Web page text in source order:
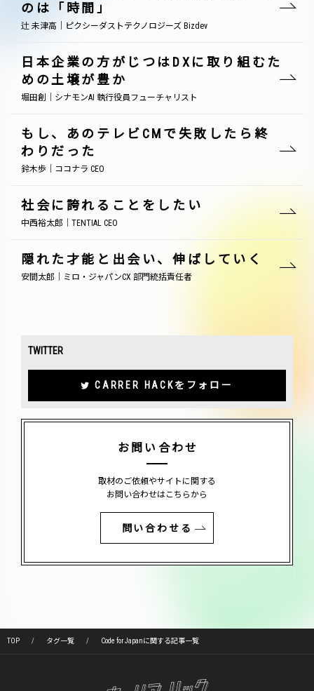
のは「時間」
辻 未津高｜ピクシーダストテクノロジーズ Bizdev
日本企業の方がじつはDXに取り組むた
めの土壌が豊か
堀田創｜シナモンAI 執行役員フューチャリスト
もし、あのテレビCMで失敗したら終
わりだった
鈴木歩｜ココナラ CEO
社会に誇れることをしたい
中西裕太郎｜TENTIAL CEO
隠れた才能と出会い、伸ばしていく
安間太郎｜ミロ・ジャパンCX 部門統括責任者
TWITTER
CARRER HACKをフォロー
お問い合わせ
取材のご依頼やサイトに関する
お問い合わせはこちらから
問い合わせる
TOP タグ一覧 Code for Japanに関する記事一覧